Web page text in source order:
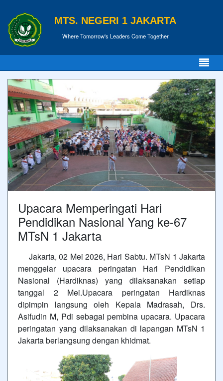
MTS. NEGERI 1 JAKARTA
Where Tomorrow's Leaders Come Together
Upacara Memperingati Hari
Pendidikan Nasional Yang ke-67
MTsN 1 Jakarta
Jakarta, 02 Mei 2026, Hari Sabtu. MTsN 1 Jakarta
menggelar upacara peringatan Hari Pendidikan
Nasional (Hardiknas) yang dilaksanakan setiap
tanggal 2 Mei.Upacara peringatan Hardiknas
dipimpin langsung oleh Kepala Madrasah, Drs.
Asifudin M, Pdi sebagai pembina upacara. Upacara
peringatan yang dilaksanakan di lapangan MTsN 1
Jakarta berlangsung dengan khidmat.